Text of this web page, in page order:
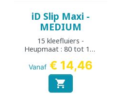
iD Slip Maxi -
MEDIUM
15 kleefluiers -
Heupmaat : 80 tot 125
Vanaf € 14,46
